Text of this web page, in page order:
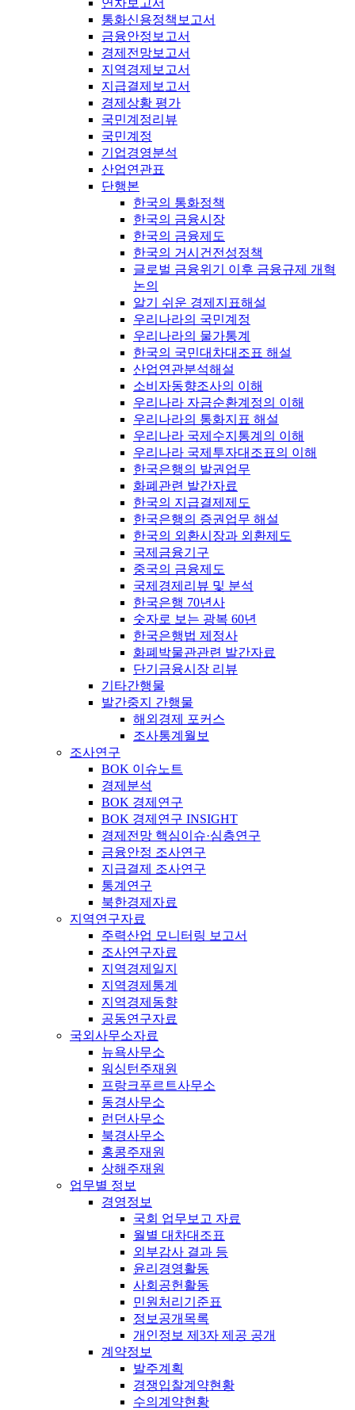
연차보고서
통화신용정책보고서
금융안정보고서
경제전망보고서
지역경제보고서
지급결제보고서
경제상황 평가
국민계정리뷰
국민계정
기업경영분석
산업연관표
단행본
한국의 통화정책
한국의 금융시장
한국의 금융제도
한국의 거시건전성정책
글로벌 금융위기 이후 금융규제 개혁
논의
알기 쉬운 경제지표해설
우리나라의 국민계정
우리나라의 물가통계
한국의 국민대차대조표 해설
산업연관분석해설
소비자동향조사의 이해
우리나라 자금순환계정의 이해
우리나라의 통화지표 해설
우리나라 국제수지통계의 이해
우리나라 국제투자대조표의 이해
한국은행의 발권업무
화폐관련 발간자료
한국의 지급결제제도
한국은행의 증권업무 해설
한국의 외환시장과 외환제도
국제금융기구
중국의 금융제도
국제경제리뷰 및 분석
한국은행 70년사
숫자로 보는 광복 60년
한국은행법 제정사
화폐박물관관련 발간자료
단기금융시장 리뷰
기타간행물
발간중지 간행물
해외경제 포커스
조사통계월보
조사연구
BOK 이슈노트
경제분석
BOK 경제연구
BOK 경제연구 INSIGHT
경제전망 핵심이슈·심층연구
금융안정 조사연구
지급결제 조사연구
통계연구
북한경제자료
지역연구자료
주력산업 모니터링 보고서
조사연구자료
지역경제일지
지역경제통계
지역경제동향
공동연구자료
국외사무소자료
뉴욕사무소
워싱턴주재원
프랑크푸르트사무소
동경사무소
런던사무소
북경사무소
홍콩주재원
상해주재원
업무별 정보
경영정보
국회 업무보고 자료
월별 대차대조표
외부감사 결과 등
윤리경영활동
사회공헌활동
민원처리기준표
정보공개목록
개인정보 제3자 제공 공개
계약정보
발주계획
경쟁입찰계약현황
수의계약현황